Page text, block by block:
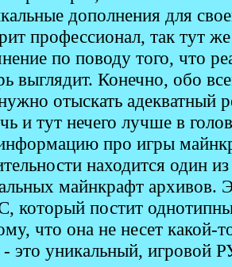
дополнения для
профессионал, так тут
по поводу того, что
выглядит. Конечно, обо
отыскать адекватный
и тут нечего лучше в
про игры
находится один
майнкрафт архивов.
который постит
что она не несет какой-
это уникальный, игровой